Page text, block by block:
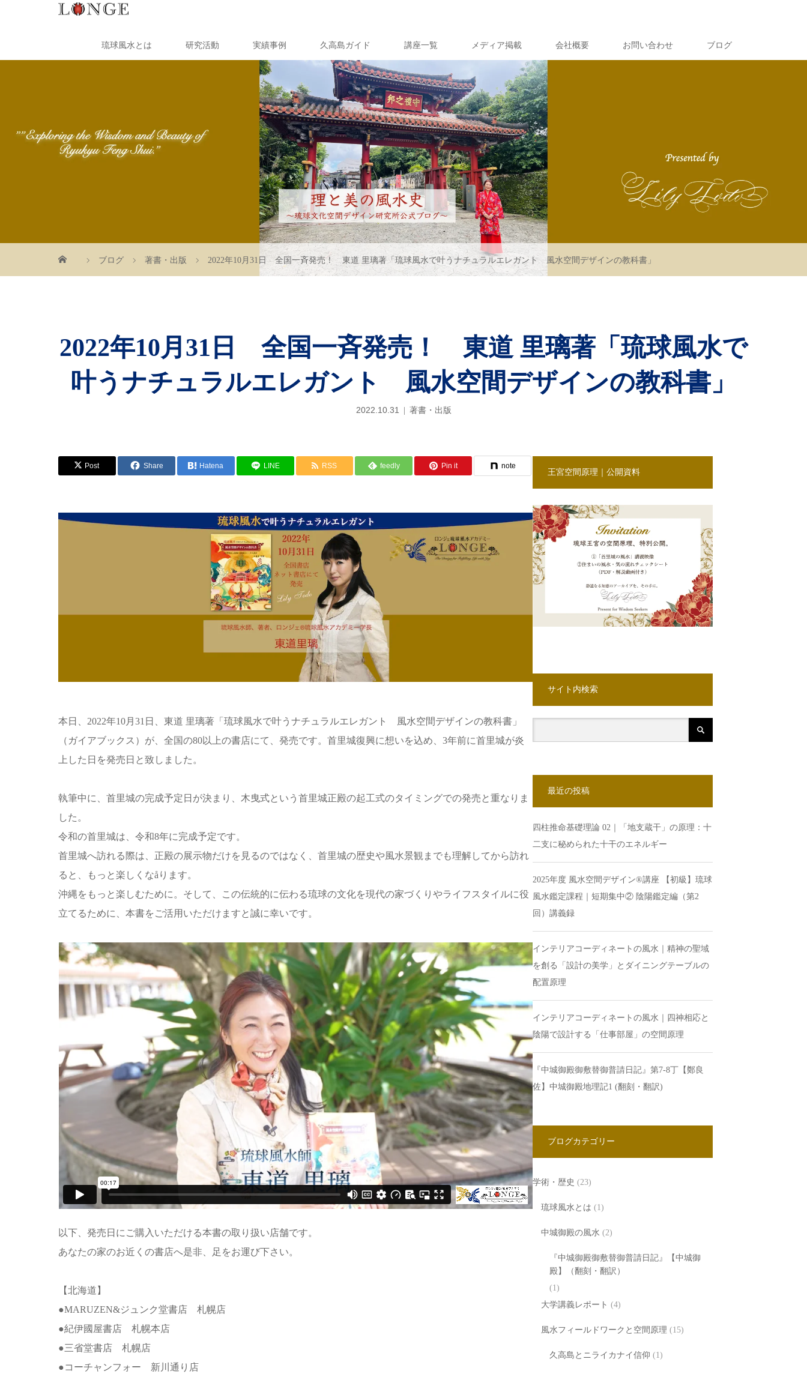
琉球風水とは 研究活動 実績事例 久高島ガイド 講座一覧 メディア掲載 会社概要 お問い合わせ ブログ
ブログ 著書・出版 2022年10月31日 全国一斉発売！ 東道 里璃著「琉球風水で叶うナチュラルエレガント 風水空間デザインの教科書」
2022年10月31日 全国一斉発売！ 東道 里璃著「琉球風水で
叶うナチュラルエレガント 風水空間デザインの教科書」
2022.10.31 著書・出版
Post Share Hatena LINE RSS feedly Pin it note
本日、2022年10月31日、東道 里璃著「琉球風水で叶うナチュラルエレガント 風水空間デザインの教科書」
（ガイアブックス）が、全国の80以上の書店にて、発売です。首里城復興に想いを込め、3年前に首里城が炎
上した日を発売日と致しました。
執筆中に、首里城の完成予定日が決まり、木曳式という首里城正殿の起工式のタイミングでの発売と重なりま
した。
令和の首里城は、令和8年に完成予定です。
首里城へ訪れる際は、正殿の展示物だけを見るのではなく、首里城の歴史や風水景観までも理解してから訪れ
ると、もっと楽しくなåります。
沖縄をもっと楽しむために。そして、この伝統的に伝わる琉球の文化を現代の家づくりやライフスタイルに役
立てるために、本書をご活用いただけますと誠に幸いです。
以下、発売日にご購入いただける本書の取り扱い店舗です。
あなたの家のお近くの書店へ是非、足をお運び下さい。
【北海道】
●MARUZEN&ジュンク堂書店 札幌店
●紀伊國屋書店 札幌本店
●三省堂書店 札幌店
●コーチャンフォー 新川通り店
王宮空間原理｜公開資料
サイト内検索
最近の投稿
四柱推命基礎理論 02｜「地支蔵干」の原理：十
二支に秘められた十干のエネルギー
2025年度 風水空間デザイン®講座 【初級】琉球
風水鑑定課程｜短期集中② 陰陽鑑定編（第2
回）講義録
インテリアコーディネートの風水｜精神の聖域
を創る「設計の美学」とダイニングテーブルの
配置原理
インテリアコーディネートの風水｜四神相応と
陰陽で設計する「仕事部屋」の空間原理
『中城御殿御敷替御普請日記』第7-8丁【鄭良
佐】中城御殿地理記1 (翻刻・翻訳)
ブログカテゴリー
学術・歴史 (23)
琉球風水とは (1)
中城御殿の風水 (2)
『中城御殿御敷替御普請日記』【中城御
殿】（翻刻・翻訳）
(1)
大学講義レポート (4)
風水フィールドワークと空間原理 (15)
久高島とニライカナイ信仰 (1)